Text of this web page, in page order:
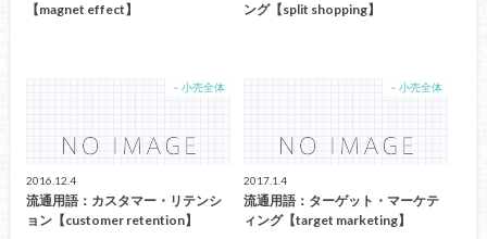
【magnet effect】
ング【split shopping】
－小売全体
2016.12.4
流通用語：カスタマー・リテンシ
ョン【customer retention】
－小売全体
2017.1.4
流通用語：ターゲット・マーケテ
ィング【target marketing】